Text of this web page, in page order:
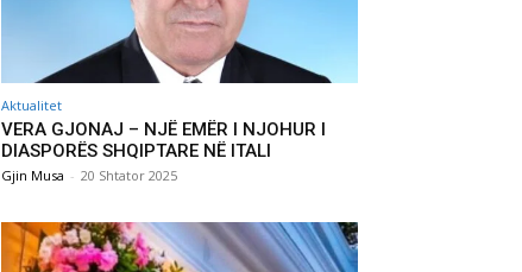
Aktualitet
VERA GJONAJ – NJË EMËR I NJOHUR I
DIASPORËS SHQIPTARE NË ITALI
Gjin Musa - 20 Shtator 2025